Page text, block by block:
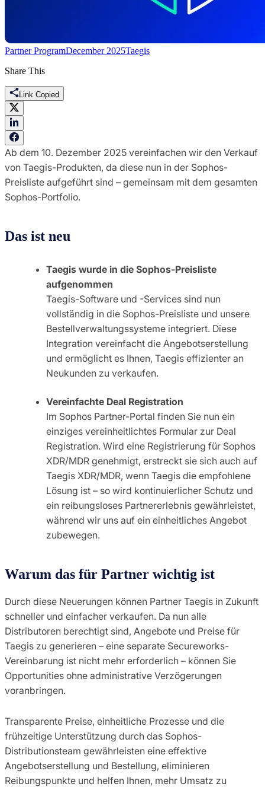
Partner ProgramDecember 2025Taegis
Share This
Link Copied
Ab dem 10. Dezember 2025 vereinfachen wir den Verkauf
von Taegis-Produkten, da diese nun in der Sophos-
Preisliste aufgeführt sind – gemeinsam mit dem gesamten
Sophos-Portfolio.
Das ist neu
Taegis wurde in die Sophos-Preisliste
aufgenommen
Taegis-Software und -Services sind nun
vollständig in die Sophos-Preisliste und unsere
Bestellverwaltungssysteme integriert. Diese
Integration vereinfacht die Angebotserstellung
und ermöglicht es Ihnen, Taegis effizienter an
Neukunden zu verkaufen.
Vereinfachte Deal Registration
Im Sophos Partner-Portal finden Sie nun ein
einziges vereinheitlichtes Formular zur Deal
Registration. Wird eine Registrierung für Sophos
XDR/MDR genehmigt, erstreckt sie sich auch auf
Taegis XDR/MDR, wenn Taegis die empfohlene
Lösung ist – so wird kontinuierlicher Schutz und
ein reibungsloses Partnererlebnis gewährleistet,
während wir uns auf ein einheitliches Angebot
zubewegen.
Warum das für Partner wichtig ist
Durch diese Neuerungen können Partner Taegis in Zukunft
schneller und einfacher verkaufen. Da nun alle
Distributoren berechtigt sind, Angebote und Preise für
Taegis zu generieren – eine separate Secureworks-
Vereinbarung ist nicht mehr erforderlich – können Sie
Opportunities ohne administrative Verzögerungen
voranbringen.
Transparente Preise, einheitliche Prozesse und die
frühzeitige Unterstützung durch das Sophos-
Distributionsteam gewährleisten eine effektive
Angebotserstellung und Bestellung, eliminieren
Reibungspunkte und helfen Ihnen, mehr Umsatz zu